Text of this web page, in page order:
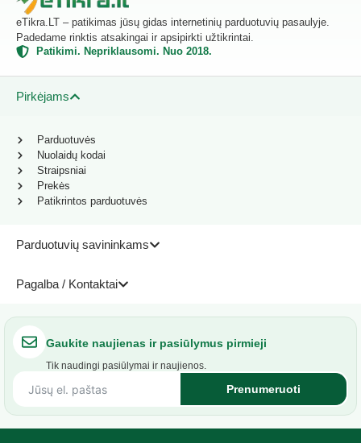
eTikra.LT – patikimas jūsų gidas internetinių parduotuvių pasaulyje.
Padedame rinktis atsakingai ir apsipirkti užtikrintai.
Patikimi. Nepriklausomi. Nuo 2018.
Pirkėjams
Parduotuvių savininkams
Pagalba / Kontaktai
Parduotuvės
Nuolaidų kodai
Straipsniai
Prekės
Patikrintos parduotuvės
Gaukite naujienas ir pasiūlymus pirmieji
Tik naudingi pasiūlymai ir naujienos.
Prenumeruoti